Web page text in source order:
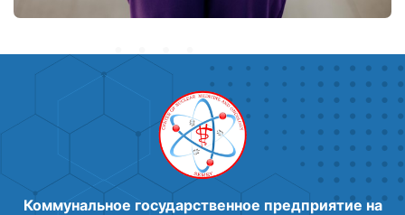
Коммунальное государственное предприятие на